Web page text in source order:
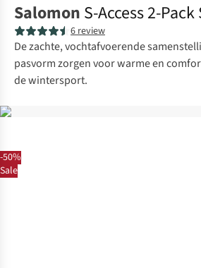
-50%
Sale
Salomon S-Access 2-
6 review
De zachte, vochtafvoerende
pasvorm zorgen voor warme en
de wintersport.